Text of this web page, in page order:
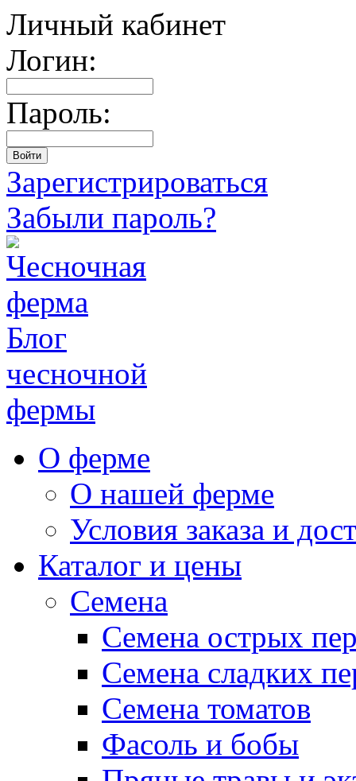
Личный кабинет
Логин:
Пароль:
Зарегистрироваться
Забыли пароль?
Блог
чесночной
фермы
О ферме
О нашей ферме
Условия заказа и
Каталог и цены
Семена
Семена острых
Семена сладких
Семена томатов
Фасоль и бобы